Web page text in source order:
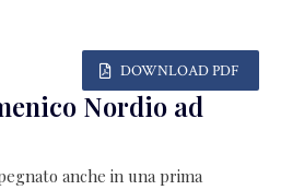
DOWNLOAD PDF
Nordio ad
anche in una prima